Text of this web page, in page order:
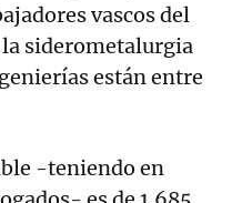
vascos del
siderometalurgia
están entre
-teniendo en